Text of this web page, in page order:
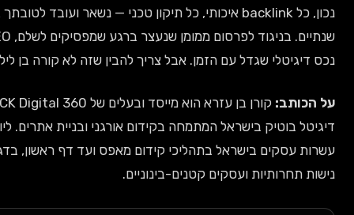
נכון, כל backlink איכותי, כל תיקון טכני — נשאר ועובד לטובתך גם בעוד
שנתיים. בניגוד לפרסום ממומן שנעצר ברגע שמפסיקים לשלם, SEO בונה
שגדל עם הזמן. אבל צריך להבין שזה לא קורה בן לילה.
קורן בן עזרא הוא מייסד ובעלים של CK Digital 360, סוכנות
בוטיק בישראל המתמחה בקידום אורגני ובניית אתרים. ליווה
עסקים בישראל בתהליכי קידום מאפס ועד דף ראשון, בדגש על
ועסקים קטנים-בינוניים.